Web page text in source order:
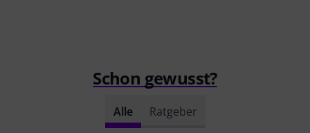
Schon gewusst?
Alle Ratgeber